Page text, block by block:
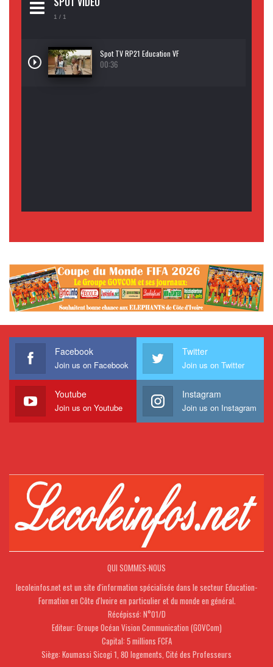
1 / 1
Spot TV RP21 Education VF
00:36
Facebook
Join us on Facebook
Twitter
Join us on Twitter
Youtube
Join us on Youtube
Instagram
Join us on Instagram
QUI SOMMES-NOUS
lecoleinfos.net est un site d'information spécialisée dans le secteur Education-
Formation en Côte d'Ivoire en particulier et du monde en général.
Récépissé: N°01/D
Editeur: Groupe Océan Vision Communication (GOVCom)
Capital: 5 millions FCFA
Siège: Koumassi Sicogi 1, 80 logements, Cité des Professeurs